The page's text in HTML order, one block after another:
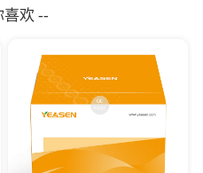
喜欢 --